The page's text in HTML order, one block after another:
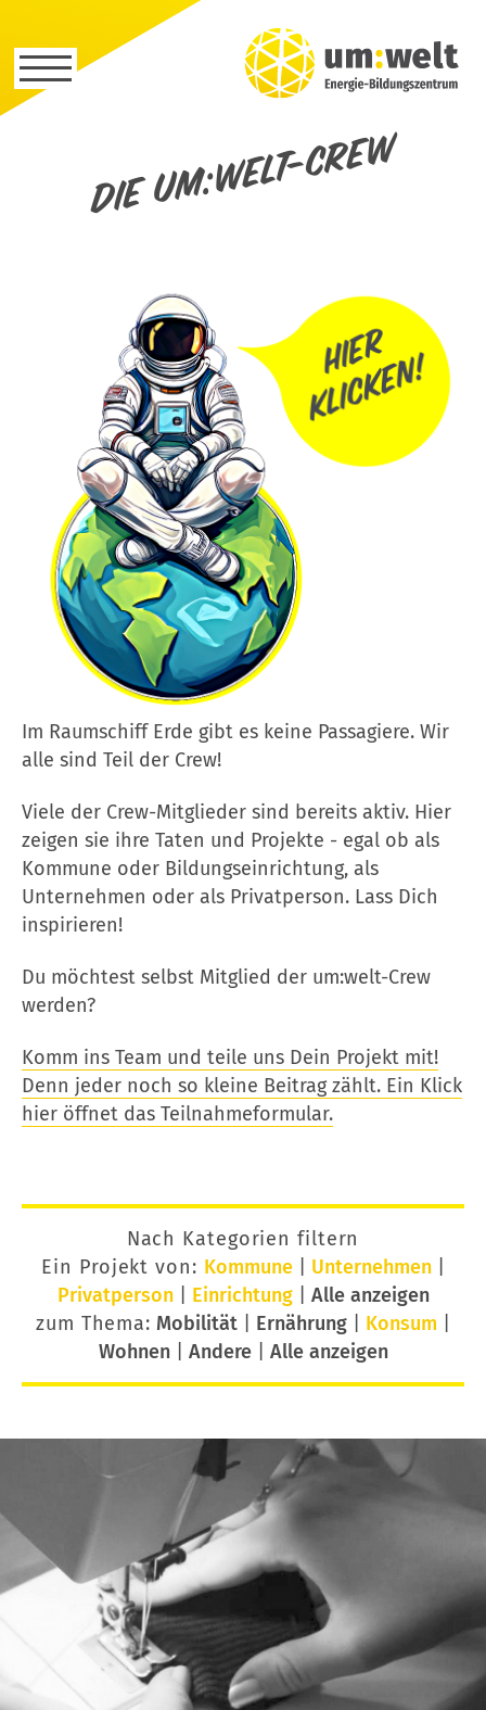
Die um:welt-Crew
Im Raumschiff Erde gibt es keine Passagiere. Wir
alle sind Teil der Crew!
Viele der Crew-Mitglieder sind bereits aktiv. Hier
zeigen sie ihre Taten und Projekte - egal ob als
Kommune oder Bildungseinrichtung, als
Unternehmen oder als Privatperson. Lass Dich
inspirieren!
Du möchtest selbst Mitglied der um:welt-Crew
werden?
Komm ins Team und teile uns Dein Projekt mit!
Denn jeder noch so kleine Beitrag zählt. Ein Klick
hier öffnet das Teilnahmeformular.
Nach Kategorien filtern
Ein Projekt von: Kommune| Unternehmen|
Privatperson| Einrichtung| Alle anzeigen
zum Thema: Mobilität Ernährung Konsum
Wohnen| Andere| Alle anzeigen